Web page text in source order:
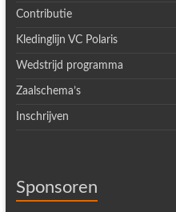
Contributie
Kledinglijn VC Polaris
Wedstrijd programma
Zaalschema’s
Inschrijven
Sponsoren